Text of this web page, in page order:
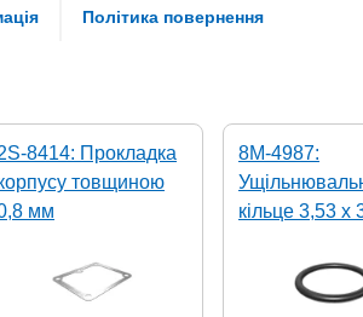
Політика повернення
8414: Прокладка
товщиною
мм
8M-4987:
кільце 3,53 x